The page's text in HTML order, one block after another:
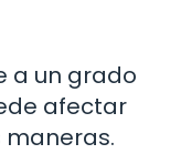
a un grado
afectar